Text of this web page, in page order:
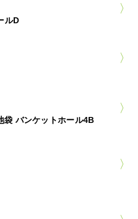
ルD
袋 バンケットホール4B